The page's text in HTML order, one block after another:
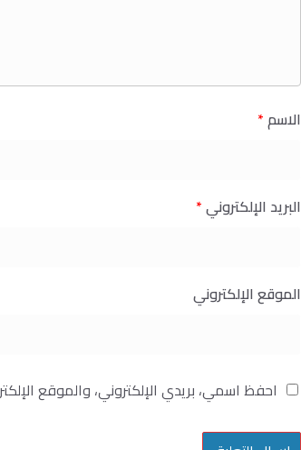
الاسم*
البريد الإلكتروني*
الموقع الإلكتروني
احفظ اسمي، بريدي الإلكتروني، والموقع